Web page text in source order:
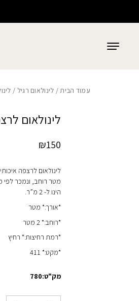
עמוד הבית/ לינולאום רגיל /
לינולאום
₪150
הינו ל- 2 מ”ר.
*אורך:* מטר
*רוחב:* 2 מטר
*רמת רחיצות:* רחיץ
*מקט:* 411
מק"ט:780